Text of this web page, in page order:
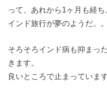
って、あれから1ヶ月も経ち
インド旅行が夢のようだ。。
そろそろインド病も抑まっ
きます。
良いところで止まっています